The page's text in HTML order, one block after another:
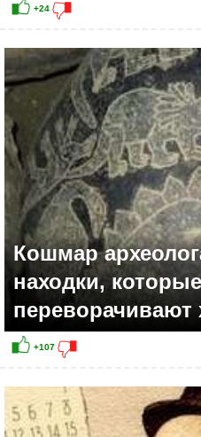
+19
Кошмар
находки, которые
переворачивают